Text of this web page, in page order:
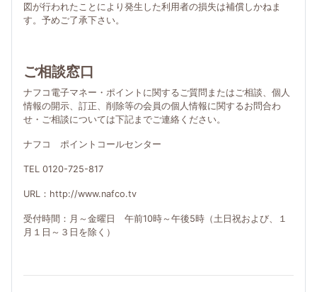
図が行われたことにより発生した利用者の損失は補償しかねま
す。予めご了承下さい。
ご相談窓口
ナフコ電子マネー・ポイントに関するご質問またはご相談、個人
情報の開示、訂正、削除等の会員の個人情報に関するお問合わ
せ・ご相談については下記までご連絡ください。
ナフコ ポイントコールセンター
TEL 0120-725-817
URL：http://www.nafco.tv
受付時間：月～金曜日 午前10時～午後5時（土日祝および、１
月１日～３日を除く）